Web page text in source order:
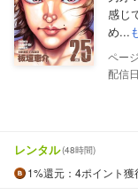
感じ
め...
配信
レンタル(48時間)
1%還元 ：4ポイント獲